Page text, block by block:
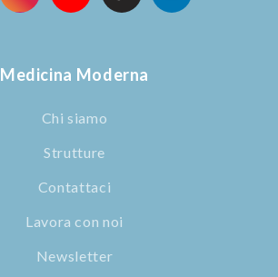
Medicina Moderna
Chi siamo
Strutture
Contattaci
Lavora con noi
Newsletter